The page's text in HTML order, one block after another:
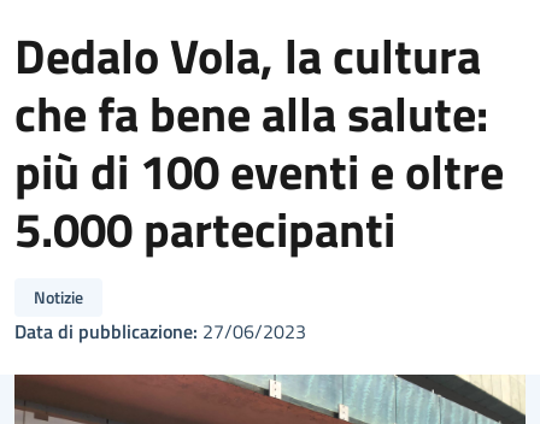
Dedalo Vola, la cultura
che fa bene alla salute:
più di 100 eventi e oltre
5.000 partecipanti
Notizie
Data di pubblicazione: 27/06/2023